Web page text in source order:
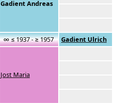
Gadient Andreas
∞ ≤ 1937 - ≥ 1957 Gadient Ulrich
Jost Maria